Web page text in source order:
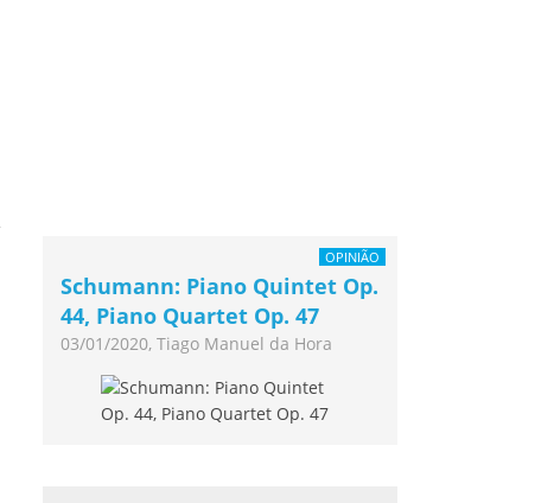
OPINIÃO
Schumann: Piano Quintet Op.
44, Piano Quartet Op. 47
03/01/2020, Tiago Manuel da Hora